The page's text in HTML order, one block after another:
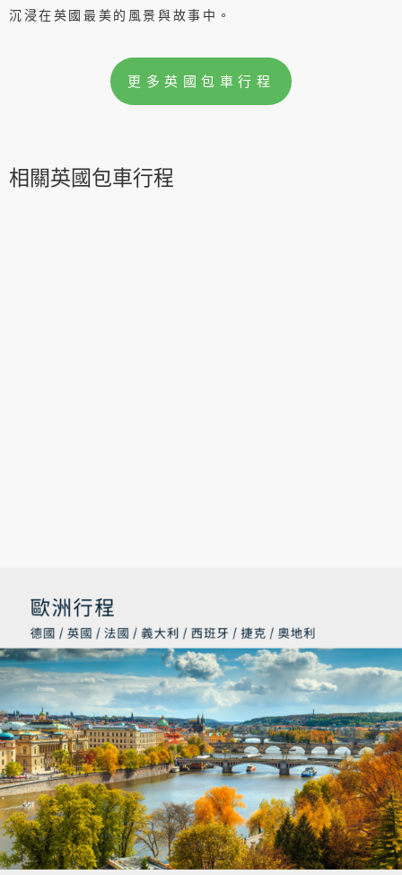
沉浸在英國最美的風景與故事中。
更多英國包車行程
相關英國包車行程